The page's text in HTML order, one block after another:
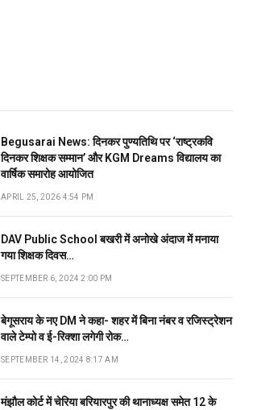
Begusarai News: दिनकर पुण्यतिथि पर ‘राष्ट्रकवि
दिनकर शिक्षक सम्मान’ और KGM Dreams विद्यालय का
वार्षिक समारोह आयोजित
APRIL 25, 2026 4:54 PM
DAV Public School बखरी में अनोखे अंदाज में मनाया
गया शिक्षक दिवस…
SEPTEMBER 6, 2024 2:00 PM
बेगूसराय के नए DM ने कहा- शहर में बिना नंबर व रजिस्ट्रेशन
वाले टेम्पो व ई-रिक्शा लगेगी रोक…
SEPTEMBER 14, 2024 8:17 AM
मंझौल कोर्ट में चेरिया बरियारपुर की थानाध्यक्ष समेत 12 के